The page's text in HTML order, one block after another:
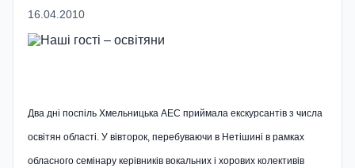
16.04.2010
Два дні поспіль Хмельницька АЕС приймала екскурсантів з числа
освітян області. У вівторок, перебуваючи в Нетішині в рамках
обласного семінару керівників вокальних і хорових колективів